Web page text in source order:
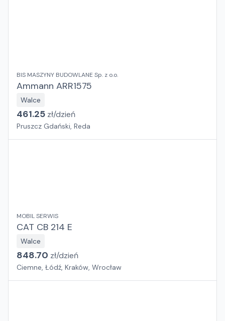
BIS MASZYNY BUDOWLANE Sp. z o.o.
Ammann ARR1575
Walce
461.25 zł/dzień
Pruszcz Gdański, Reda
MOBIL SERWIS
CAT CB 214 E
Walce
848.70 zł/dzień
Ciemne, Łódź, Kraków, Wrocław